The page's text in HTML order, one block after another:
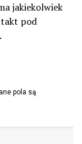
jakiekolwiek
pod
pola są